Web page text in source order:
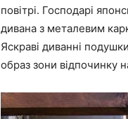
повітрі. Господарі
дивана з металевим
Яскраві диванні
образ зони відпочинку